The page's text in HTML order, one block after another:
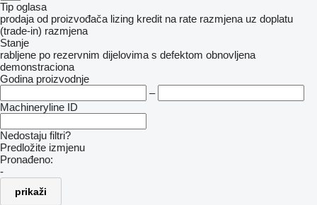
Tip oglasa
prodaja od proizvođača lizing kredit na rate razmjena uz doplatu
(trade-in) razmjena
Stanje
rabljene po rezervnim dijelovima s defektom obnovljena
demonstraciona
Godina proizvodnje
–
Machineryline ID
Nedostaju filtri?
Predložite izmjenu
Pronađeno:
-
prikaži